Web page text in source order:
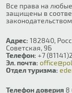
Все права на
защищены в
Адрес: 182840,
Советская, 9Б
Телефон: +7
Эл. почта:
Отдел туризма:
Телефон доверия 8